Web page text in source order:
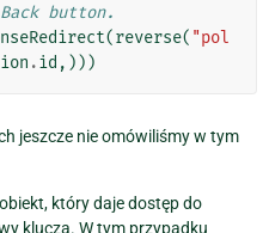
button.
(reverse( "pol
.id ,)))
jeszcze nie omówiliśmy w tym
który daje dostęp do
klucza. W tym przypadku